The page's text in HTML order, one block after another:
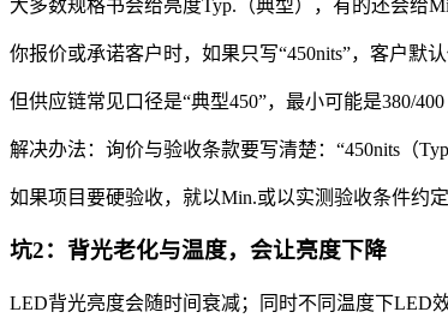
大多数规格书会给亮度Typ.（典型），有的还会给
你报价或承诺客户时，如果只写“450nits”，客户默认
但供应链常见口径是“典型450”，最小可能是380/
解决办法：询价与验收条款要写清楚：“450nits（
如果项目要硬验收，就以Min.或以实测验收条件约定
坑2：背光老化与温度，会让亮度下降
LED背光亮度会随时间衰减；同时不同温度下LED